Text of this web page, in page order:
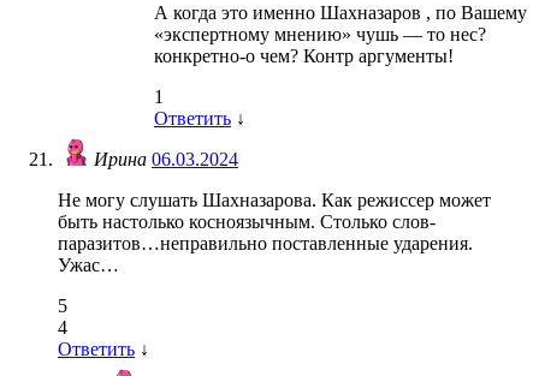
А когда это именно Шахназаров , по Вашему
«экспертному мнению» чушь — то нес?
конкретно-о чем? Контр аргументы!
1
Ответить ↓
Ирина 06.03.2024
Не могу слушать Шахназарова. Как режиссер может
быть настолько косноязычным. Столько слов-
паразитов…неправильно поставленные ударения.
Ужас…
5
4
Ответить ↓